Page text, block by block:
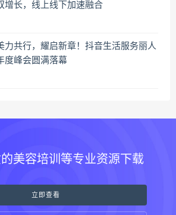
增长，线上线下加速融合
力共行，耀启新章！抖音生活服务丽人
度峰会圆满落幕
美容培训等专业资源下载
立即查看